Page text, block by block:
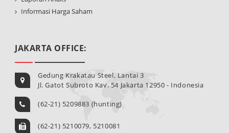
Informasi Harga Saham
JAKARTA OFFICE:
Gedung Krakatau Steel, Lantai 3
Jl. Gatot Subroto Kav. 54 Jakarta 12950 - Indonesia
(62-21) 5209883 (hunting)
(62-21) 5210079, 5210081